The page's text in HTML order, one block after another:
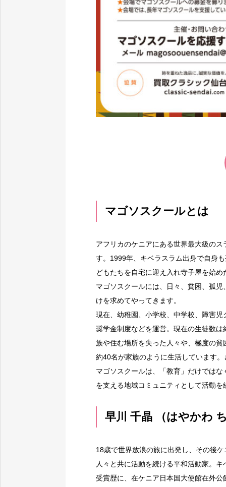
マゴソスクールとは
アフリカのケニアにある世界最大級の
す。1999年、キベラスラム出身で自身
どもたちを自宅に迎え入れ寺子屋を始
マゴソスクールには、日々、貧困、孤
けを求めてやってきます。
現在、幼稚園、小学校、中学校、障害
奨学金制度などを運営。現在の生徒数
族や住む場所を失った人々や、極度の
約40名が家族のように生活しています
マゴソスクールは、「教育」だけでは
を支える地域コミュニティとして活動を
早川 千晶 （はやかわ
18歳で世界放浪の旅に出発し、その後
人々と共に活動を続ける平和活動家。
受賞歴に、在ケニア日本国大使館在外